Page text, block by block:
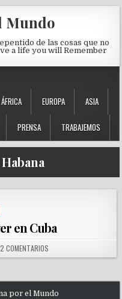
Mundo
de las cosas que no
a life you will Remember
ÁFRICA EUROPA ASIA
PRENSA TRABAJEMOS
in
en Cuba
2 COMENTARIOSEN 3 LUGARES PARA VER
por el Mundo